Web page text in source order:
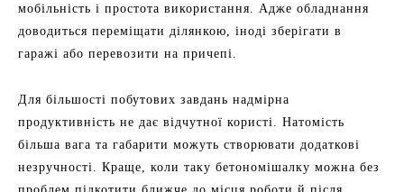
мобільність і простота використання. Адже обладнання
доводиться переміщати ділянкою, іноді зберігати в
гаражі або перевозити на причепі.
Для більшості побутових завдань надмірна
продуктивність не дає відчутної користі. Натомість
більша вага та габарити можуть створювати додаткові
незручності. Краще, коли таку бетономішалку можна без